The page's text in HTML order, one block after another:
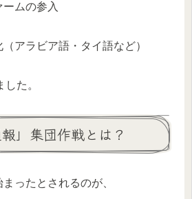
ムの参入
アラビア語・タイ語など）
た。
」集団作戦とは？
ったとされるのが、